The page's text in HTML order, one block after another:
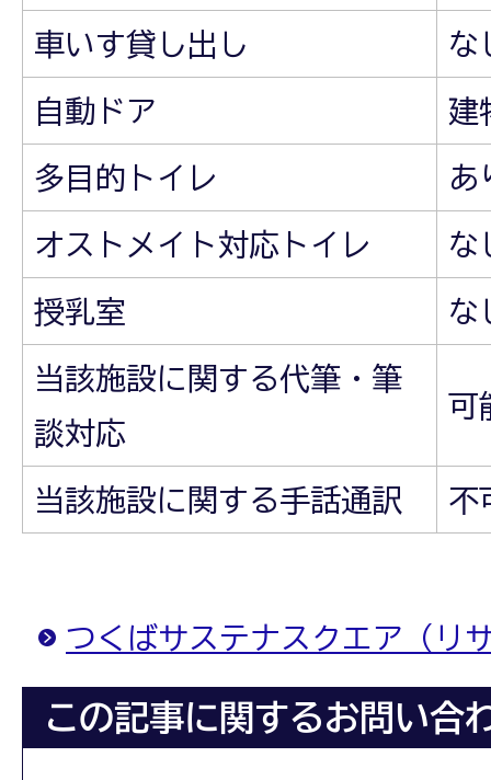
車いす貸し出し な
自動ドア 建
多目的トイレ あ
オストメイト対応トイレ な
授乳室 な
当該施設に関する代筆・筆
談対応
可
当該施設に関する手話通訳 不
つくばサステナスクエア（リ
この記事に関するお問い合